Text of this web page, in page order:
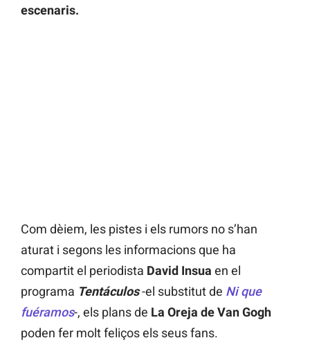
escenaris.
Com dèiem, les pistes i els rumors no s’han
aturat i segons les informacions que ha
compartit el periodista David Insua en el
programa Tentáculos-el substitut de Ni que
fuéramos-, els plans de La Oreja de Van Gogh
poden fer molt feliços els seus fans.